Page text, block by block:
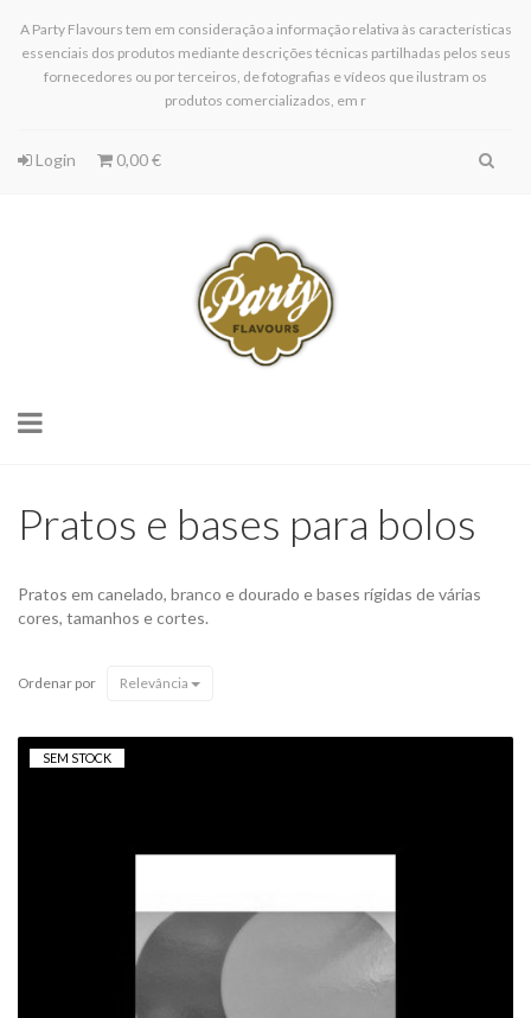
A Party Flavours tem em consideração a informação relativa às características
essenciais dos produtos mediante descrições técnicas partilhadas pelos seus
fornecedores ou por terceiros, de fotografias e vídeos que ilustram os
produtos comercializados, em r
Login 0,00 €
Toggle
Pratos e bases para bolos
Pratos em canelado, branco e dourado e bases rígidas de várias
cores, tamanhos e cortes.
Ordenar por Relevância
SEM STOCK